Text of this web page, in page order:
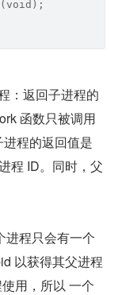
：返回子进程的
函数只被调用
程的返回值是
程 ID。同时，父
进程只会有一个
以获得其父进程
用，所以 一个